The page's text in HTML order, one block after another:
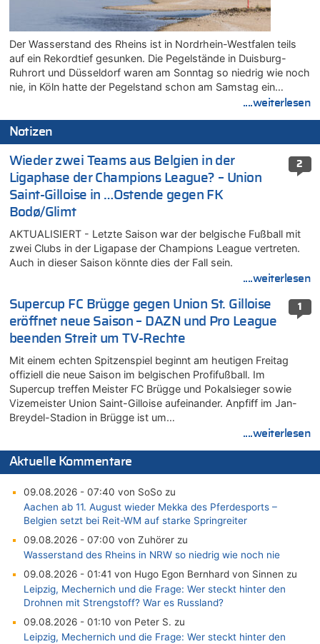
Der Wasserstand des Rheins ist in Nordrhein-Westfalen teils
auf ein Rekordtief gesunken. Die Pegelstände in Duisburg-
Ruhrort und Düsseldorf waren am Sonntag so niedrig wie noch
nie, in Köln hatte der Pegelstand schon am Samstag ein…
....weiterlesen
Notizen
2
Wieder zwei Teams aus Belgien in der
Ligaphase der Champions League? – Union
Saint-Gilloise in …Ostende gegen FK
Bodø/Glimt
AKTUALISIERT - Letzte Saison war der belgische Fußball mit
zwei Clubs in der Ligapase der Champions League vertreten.
Auch in dieser Saison könnte dies der Fall sein.
....weiterlesen
1
Supercup FC Brügge gegen Union St. Gilloise
eröffnet neue Saison – DAZN und Pro League
beenden Streit um TV-Rechte
Mit einem echten Spitzenspiel beginnt am heutigen Freitag
offiziell die neue Saison im belgischen Profifußball. Im
Supercup treffen Meister FC Brügge und Pokalsieger sowie
Vizemeister Union Saint-Gilloise aufeinander. Anpfiff im Jan-
Breydel-Stadion in Brügge ist um…
....weiterlesen
Aktuelle Kommentare
09.08.2026 - 07:40 von SoSo zu
Aachen ab 11. August wieder Mekka des Pferdesports –
Belgien setzt bei Reit-WM auf starke Springreiter
09.08.2026 - 07:00 von Zuhörer zu
Wasserstand des Rheins in NRW so niedrig wie noch nie
09.08.2026 - 01:41 von Hugo Egon Bernhard von Sinnen zu
Leipzig, Mechernich und die Frage: Wer steckt hinter den
Drohnen mit Strengstoff? War es Russland?
09.08.2026 - 01:10 von Peter S. zu
Leipzig, Mechernich und die Frage: Wer steckt hinter den